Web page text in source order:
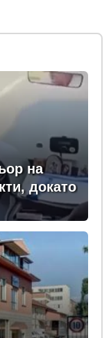
на
докато